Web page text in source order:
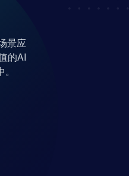
景应
的AI